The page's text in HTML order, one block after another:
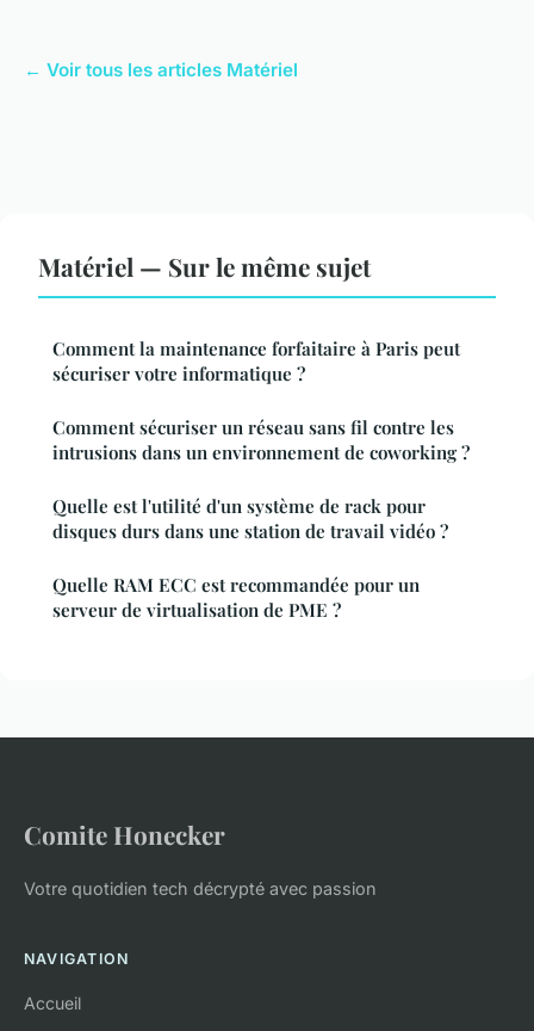
← Voir tous les articles Matériel
Matériel — Sur le même sujet
Comment la maintenance forfaitaire à Paris peut
sécuriser votre informatique ?
Comment sécuriser un réseau sans fil contre les
intrusions dans un environnement de coworking ?
Quelle est l'utilité d'un système de rack pour
disques durs dans une station de travail vidéo ?
Quelle RAM ECC est recommandée pour un
serveur de virtualisation de PME ?
Comite Honecker
Votre quotidien tech décrypté avec passion
NAVIGATION
Accueil